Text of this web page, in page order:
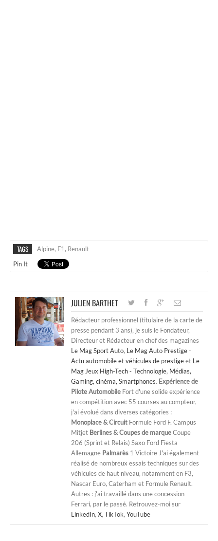
TAGS Alpine, F1, Renault
Pin It
JULIEN BARTHET
Rédacteur professionnel (titulaire de la carte de
presse pendant 3 ans), je suis le Fondateur,
Directeur et Rédacteur en chef des magazines
Le Mag Sport Auto, Le Mag Auto Prestige -
Actu automobile et véhicules de prestigeet Le
Mag Jeux High-Tech - Technologie, Médias,
Gaming, cinéma, Smartphones. Expérience de
Pilote Automobile Fort d'une solide expérience
en compétition avec 55 courses au compteur,
j'ai évolué dans diverses catégories :
Monoplace & Circuit Formule Ford F. Campus
Mitjet Berlines & Coupes de marqueCoupe
206 (Sprint et Relais) Saxo Ford Fiesta
Allemagne Palmarès 1 Victoire J'ai également
réalisé de nombreux essais techniques sur des
véhicules de haut niveau, notamment en F3,
Nascar Euro, Caterham et Formule Renault.
Autres : j'ai travaillé dans une concession
Ferrari, par le passé. Retrouvez-moi sur
LinkedIn, X, TikTok, YouTube